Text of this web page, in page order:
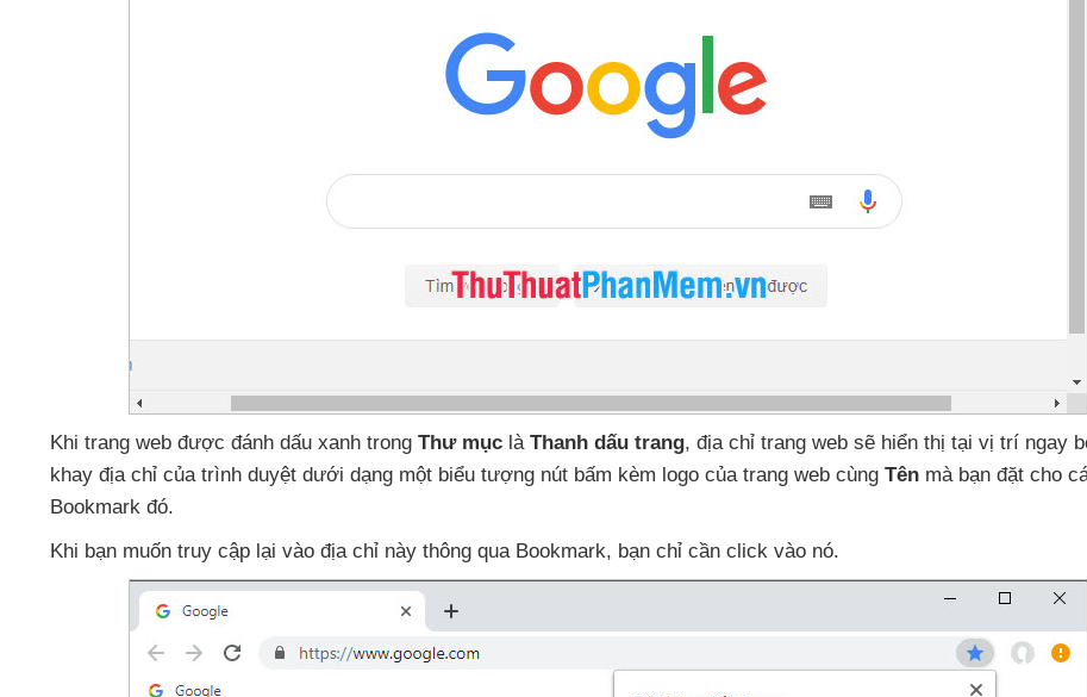
Khi trang web được đánh dấu xanh trong Thư mục là Thanh dấu trang, địa chỉ trang web sẽ hiển thị tại vị trí ngay
khay địa chỉ của trình duyệt dưới dạng một biểu tượng nút bấm kèm logo của trang web cùng Tên mà bạn đặt cho
Bookmark đó.
Khi bạn muốn truy cập lại vào địa chỉ này thông qua Bookmark, bạn chỉ cần click vào nó.